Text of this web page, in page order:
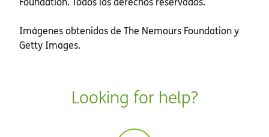
Imágenes obtenidas de The Nemours Foundation y
Getty Images.
Looking for help?